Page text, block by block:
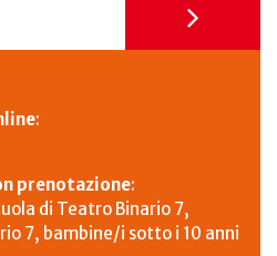
:
prenotazione:
di Teatro Binario 7,
7, bambine/i sotto i 10 anni